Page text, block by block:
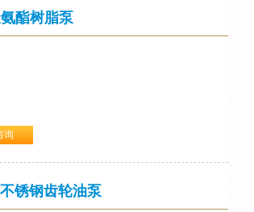
酯树脂泵
询
锈钢齿轮油泵